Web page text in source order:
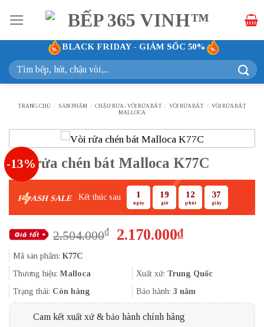
qua
nội
dung
BLACK FRIDAY - GIẢM SỐC 50%
Tìm
kiếm:
TRANG CHỦ / SẢN PHẨM / CHẬU RỬA - VÒI RỬA BÁT / VÒI RỬA BÁT / VÒI RỬA BÁT
MALLOCA
-13%
Vòi rửa chén bát Malloca K77C
F ASH SALE Kết thúc sau 1
ngày
19
giờ
12
phút
36
giây
2.504.000₫
Giá
2.504.000₫.
2.170.000₫Giá
là:
2.170.000₫.
Mã sản phẩm: K77C
Thương hiệu: Malloca Xuất xứ: Trung Quốc
Trạng thái: Còn hàng Bảo hành: 3 năm
Cam kết xuất xứ & bảo hành chính hãng